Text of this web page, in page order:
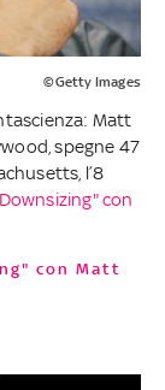
©Getty Images
Matt
spegne 47
l’8
con